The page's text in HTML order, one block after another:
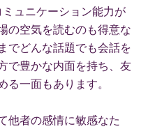
ュニケーション能力が
の空気を読むのも得意な
でどんな話題でも会話を
で豊かな内面を持ち、友
一面もあります。
他者の感情に敏感なた